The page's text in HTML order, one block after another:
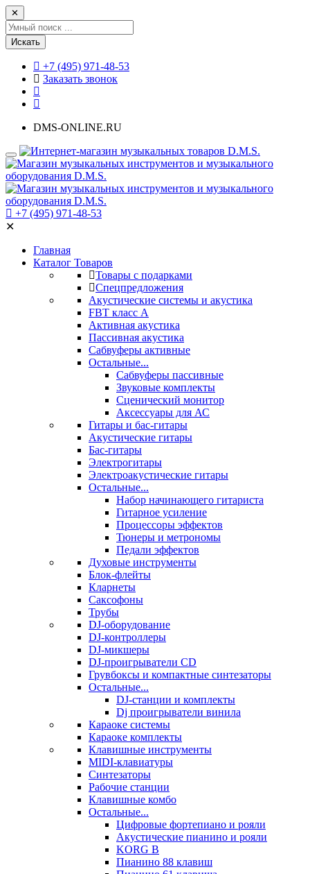
✕
Искать
+7 (495) 971-48-53
Заказать звонок
DMS-ONLINE.RU
+7 (495) 971-48-53
✕
Главная
Каталог Товаров
Товары с подарками
Спецпредложения
Акустические системы и акустика
FBT класс А
Активная акустика
Пассивная акустика
Сабвуферы активные
Остальные...
Сабвуферы пассивные
Звуковые комплекты
Сценический монитор
Аксессуары для АС
Гитары и бас-гитары
Акустические гитары
Бас-гитары
Электрогитары
Электроакустические гитары
Остальные...
Набор начинающего гитариста
Гитарное усиление
Процессоры эффектов
Тюнеры и метрономы
Педали эффектов
Духовые инструменты
Блок-флейты
Кларнеты
Саксофоны
Трубы
DJ-оборудование
DJ-контроллеры
DJ-микшеры
DJ-проигрыватели CD
Грувбоксы и компактные синтезаторы
Остальные...
DJ-станции и комплекты
Dj проигрыватели винила
Караоке системы
Караоке комплекты
Клавишные инструменты
MIDI-клавиатуры
Синтезаторы
Рабочие станции
Клавишные комбо
Остальные...
Цифровые фортепиано и рояли
Акустические пианино и рояли
KORG B
Пианино 88 клавиш